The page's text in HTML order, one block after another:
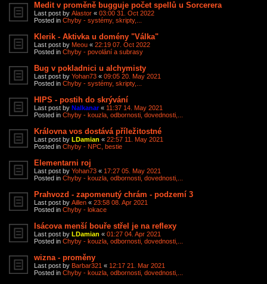
Medit v proměně bugguje počet spellů u Sorcerera
Last post by Alastor « 03:00 31. Oct 2022
Posted in Chyby - systémy, skripty,...
Klerik - Aktivka u domény "Válka"
Last post by Meou « 22:19 07. Oct 2022
Posted in Chyby - povolání a subrasy
Bug v pokladnici u alchymisty
Last post by Yohan73 « 09:05 20. May 2021
Posted in Chyby - systémy, skripty,...
HIPS - postih do skrývání
Last post by Nalkanar« 11:37 14. May 2021
Posted in Chyby - kouzla, odbornosti, dovednosti,...
Královna vos dostává příležitostné
Last post by LDamian « 22:57 11. May 2021
Posted in Chyby - NPC, bestie
Elementarni roj
Last post by Yohan73 « 17:27 05. May 2021
Posted in Chyby - kouzla, odbornosti, dovednosti,...
Prahvozd - zapomenutý chrám - podzemí 3
Last post by Aillen « 23:58 08. Apr 2021
Posted in Chyby - lokace
Isácova menší bouře střel je na reflexy
Last post by LDamian « 01:27 04. Apr 2021
Posted in Chyby - kouzla, odbornosti, dovednosti,...
wizna - proměny
Last post by Barbar321 « 12:17 21. Mar 2021
Posted in Chyby - kouzla, odbornosti, dovednosti,...